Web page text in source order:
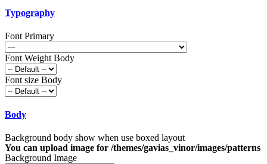
Typography
Font Primary
Font Weight Body
Font size Body
Body
Background body show when use boxed layout
You can upload image for /themes/gavias_vinor/images/patterns
Background Image